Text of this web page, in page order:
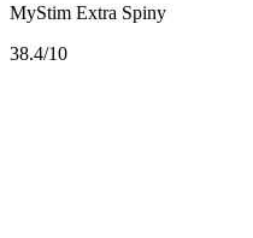
MyStim Extra Spiny
38.4/10